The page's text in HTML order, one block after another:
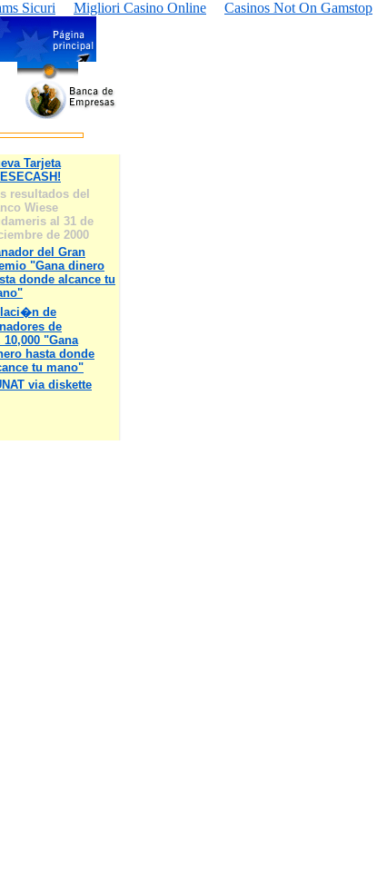
Sicuri Migliori Casino Online Casinos Not On Gamstop
Tarjeta
resultados del
Wiese
al 31 de
de 2000
del Gran
"Gana dinero
donde alcance tu
de
de
10,000 "Gana
hasta donde
tu mano"
via diskette